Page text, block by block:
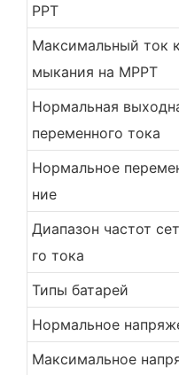
PPT
Максимальный ток
мыкания на MPPT
Нормальная
переменного тока
Нормальное
ние
Диапазон частот
го тока
Типы батарей
Нормальное
Максимальное